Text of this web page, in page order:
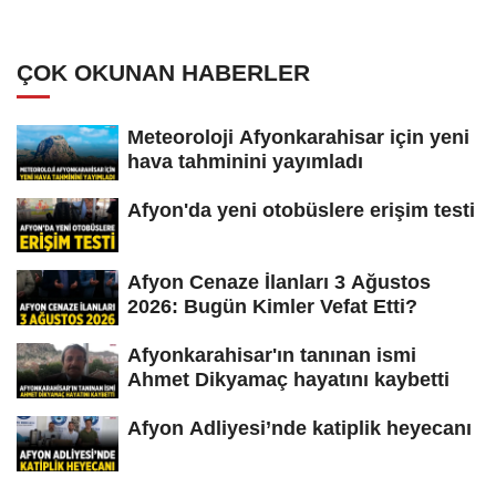
ÇOK OKUNAN HABERLER
Meteoroloji Afyonkarahisar için yeni
hava tahminini yayımladı
Afyon'da yeni otobüslere erişim testi
Afyon Cenaze İlanları 3 Ağustos
2026: Bugün Kimler Vefat Etti?
Afyonkarahisar'ın tanınan ismi
Ahmet Dikyamaç hayatını kaybetti
Afyon Adliyesi’nde katiplik heyecanı